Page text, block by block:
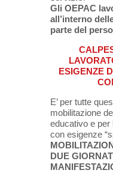
Gli OEPAC
all’interno
parte del
ESIGENZE
E’ per tutte
mobilitazione
educativo e per
con esigenze
DUE